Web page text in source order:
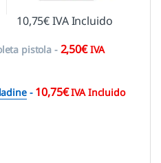
10,75€IVA Incluido
pistola- 2,50€ IVA
- 10,75€ IVA Incluido